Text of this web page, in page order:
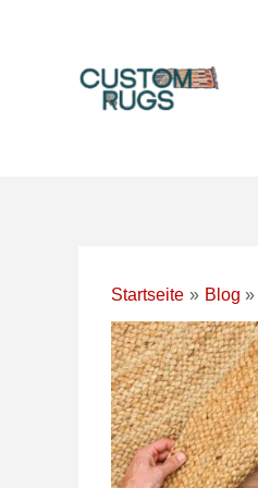
Startseite Blog
Navigation